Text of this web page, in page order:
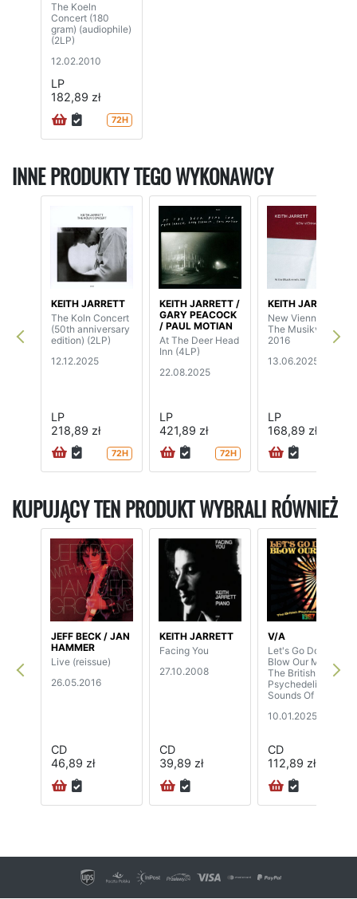
The Koeln
Concert (180
gram) (audiophile)
(2LP)
12.02.2010
LP
182,89 zł
72H
INNE PRODUKTY TEGO WYKONAWCY
KEITH JARRETT
The Koln Concert
(50th anniversary
edition) (2LP)
12.12.2025
LP
218,89 zł
72H
KEITH JARRETT /
GARY PEACOCK
/ PAUL MOTIAN
At The Deer Head
Inn (4LP)
22.08.2025
LP
421,89 zł
72H
KEITH JARRETT
New Vienna - At
The Musikverein
2016
13.06.2025
LP
168,89 zł
KUPUJĄCY TEN PRODUKT WYBRALI RÓWNIEŻ
JEFF BECK / JAN
HAMMER
Live (reissue)
26.05.2016
CD
46,89 zł
KEITH JARRETT
Facing You
27.10.2008
CD
39,89 zł
V/A
Let's Go Down &
Blow Our Minds -
The British
Psychedelic
Sounds Of 1967
10.01.2025
CD
112,89 zł